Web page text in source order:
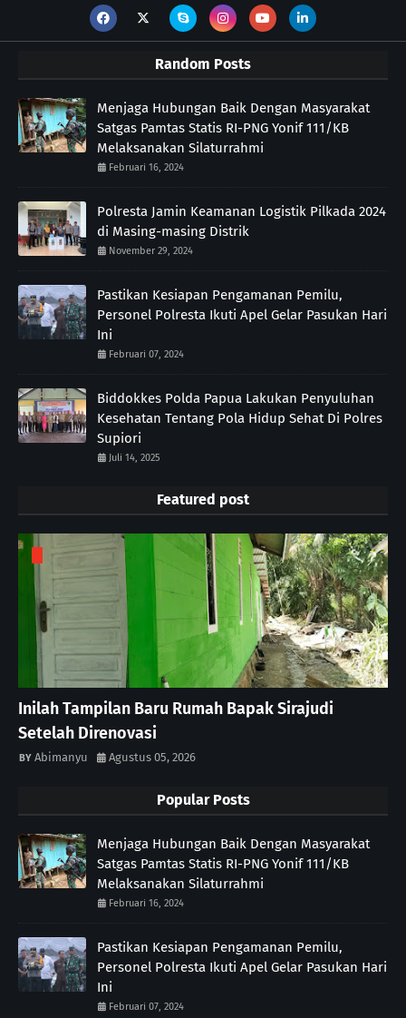
Random Posts
Menjaga Hubungan Baik Dengan Masyarakat
Satgas Pamtas Statis RI-PNG Yonif 111/KB
Melaksanakan Silaturrahmi
Februari 16, 2024
Polresta Jamin Keamanan Logistik Pilkada 2024
di Masing-masing Distrik
November 29, 2024
Pastikan Kesiapan Pengamanan Pemilu,
Personel Polresta Ikuti Apel Gelar Pasukan Hari
Ini
Februari 07, 2024
Biddokkes Polda Papua Lakukan Penyuluhan
Kesehatan Tentang Pola Hidup Sehat Di Polres
Supiori
Juli 14, 2025
Featured post
Inilah Tampilan Baru Rumah Bapak Sirajudi
Setelah Direnovasi
Abimanyu Agustus 05, 2026
Popular Posts
Menjaga Hubungan Baik Dengan Masyarakat
Satgas Pamtas Statis RI-PNG Yonif 111/KB
Melaksanakan Silaturrahmi
Februari 16, 2024
Pastikan Kesiapan Pengamanan Pemilu,
Personel Polresta Ikuti Apel Gelar Pasukan Hari
Ini
Februari 07, 2024